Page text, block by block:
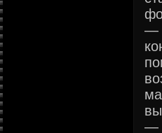
—
—